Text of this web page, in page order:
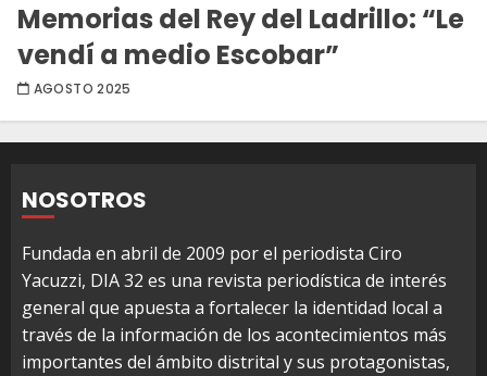
Memorias del Rey del Ladrillo: “Le
vendí a medio Escobar”
AGOSTO 2025
NOSOTROS
Fundada en abril de 2009 por el periodista Ciro
Yacuzzi, DIA 32 es una revista periodística de interés
general que apuesta a fortalecer la identidad local a
través de la información de los acontecimientos más
importantes del ámbito distrital y sus protagonistas,